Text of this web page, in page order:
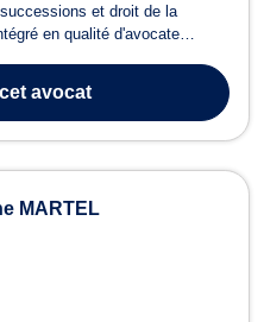
et droit de la
en qualité d'avocate
ses clients avec rigueur et
avocat
MARTEL